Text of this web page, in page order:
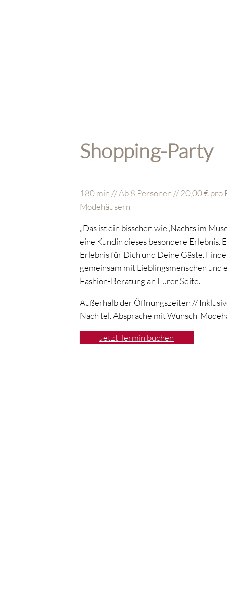
Shopping-Party
180 min // Ab 8 Personen // 20,00 € pro
Modehäusern
„Das ist ein bisschen wie ‚Nachts im
eine Kundin dieses besondere Erlebnis.
Erlebnis für Dich und Deine Gäste.
gemeinsam mit Lieblingsmenschen und
Fashion-Beratung an Eurer Seite.
Außerhalb der Öffnungszeiten //
Nach tel. Absprache mit Wunsch-
Jetzt Termin buchen